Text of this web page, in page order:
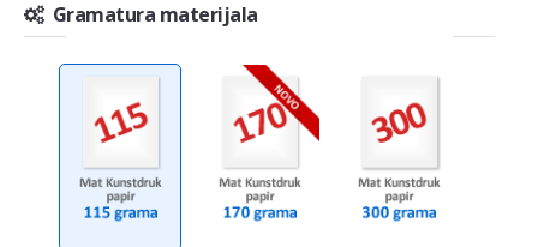
Gramatura materijala